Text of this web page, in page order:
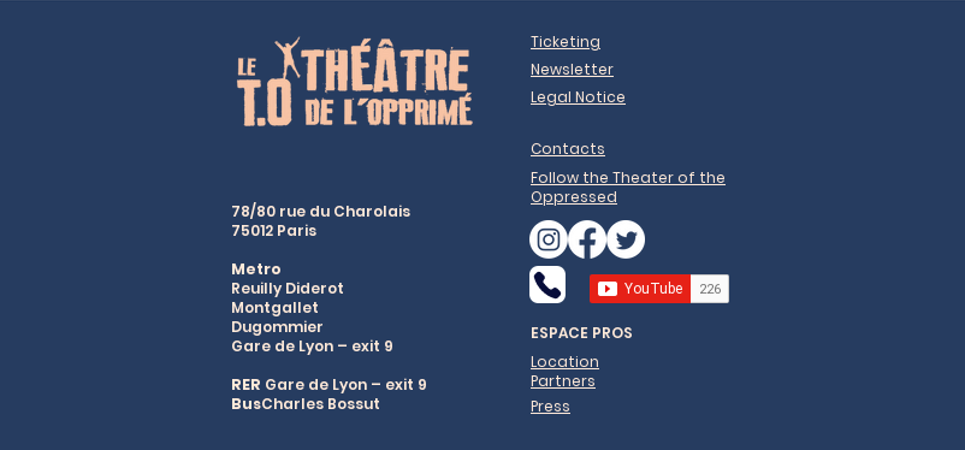
Ticketing
Newsletter
Legal Notice
Contacts
78/80 rue du Charolais
75012 Paris
Metro
Reuilly Diderot
Montgallet
Dugommier
Gare de Lyon – exit 9
RER Gare de Lyon – exit 9
BusCharles Bossut
Follow the Theater of the
Oppressed
ESPACE PROS
Location
Partners
Press